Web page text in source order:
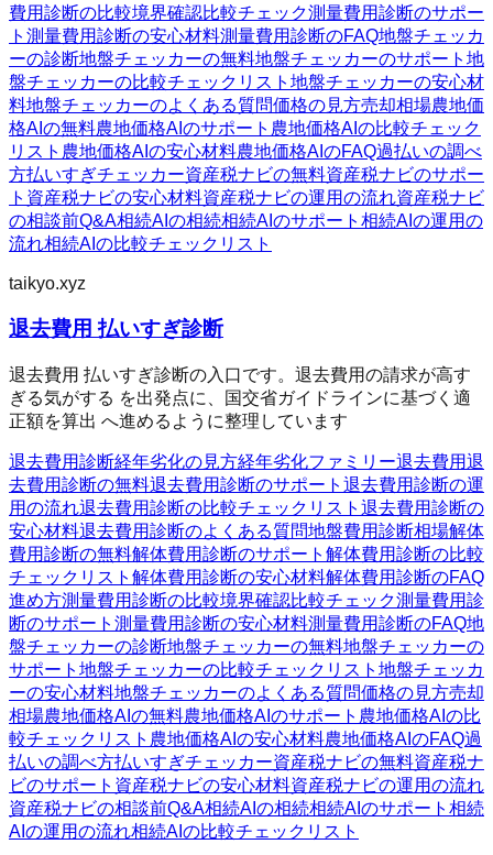
費用診断の比較境界確認比較チェック測量費用診断のサポー
ト 測量費用診断の安心材料測量費用診断のFAQ地盤チェッカ
ーの診断地盤チェッカーの無料地盤チェッカーのサポート 地
盤チェッカーの比較チェックリスト 地盤チェッカーの安心材
料地盤チェッカーのよくある質問価格の見方売却相場農地価
格AIの無料農地価格AIのサポート 農地価格AIの比較チェック
リスト 農地価格AIの安心材料農地価格AIのFAQ過払いの調べ
方払いすぎチェッカー資産税ナビの無料資産税ナビのサポー
ト 資産税ナビの安心材料資産税ナビの運用の流れ資産税ナビ
の相談前Q&A相続AIの相続相続AIのサポート 相続AIの運用の
流れ相続AIの比較チェックリスト
taikyo.xyz
退去費用 払いすぎ診断
退去費用 払いすぎ診断の入口です。退去費用の請求が高す
ぎる気がする を出発点に、国交省ガイドラインに基づく適
正額を算出 へ進めるように整理しています
退去費用診断経年劣化の見方経年劣化ファミリー退去費用退
去費用診断の無料退去費用診断のサポート 退去費用診断の運
用の流れ退去費用診断の比較チェックリスト 退去費用診断の
安心材料退去費用診断のよくある質問地盤費用診断相場解体
費用診断の無料解体費用診断のサポート 解体費用診断の比較
チェックリスト 解体費用診断の安心材料解体費用診断のFAQ
進め方測量費用診断の比較境界確認比較チェック測量費用診
断のサポート 測量費用診断の安心材料測量費用診断のFAQ地
盤チェッカーの診断地盤チェッカーの無料地盤チェッカーの
サポート 地盤チェッカーの比較チェックリスト 地盤チェッカ
ーの安心材料地盤チェッカーのよくある質問価格の見方売却
相場農地価格AIの無料農地価格AIのサポート 農地価格AIの比
較チェックリスト 農地価格AIの安心材料農地価格AIのFAQ過
払いの調べ方払いすぎチェッカー資産税ナビの無料資産税ナ
ビのサポート 資産税ナビの安心材料資産税ナビの運用の流れ
資産税ナビの相談前Q&A相続AIの相続相続AIのサポート 相続
AIの運用の流れ相続AIの比較チェックリスト